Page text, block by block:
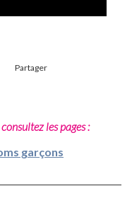
Partager
les pages :
garçons